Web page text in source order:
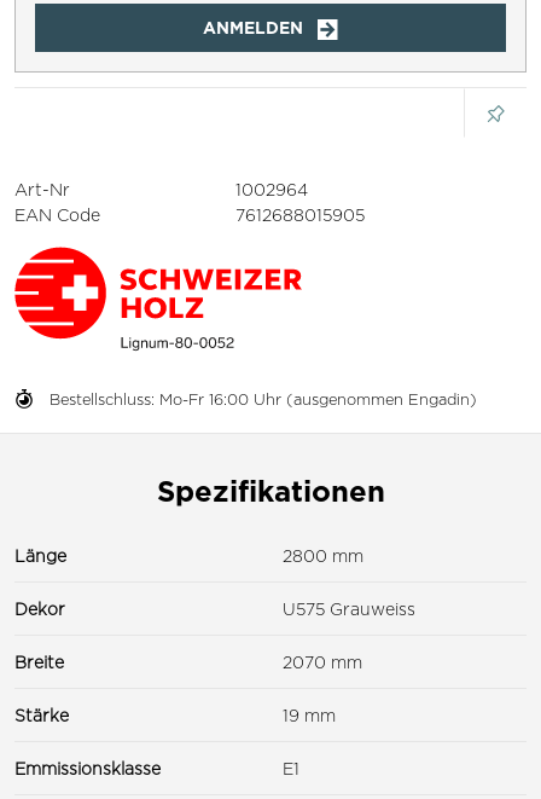
ANMELDEN
Bestellschluss: Mo-Fr 16:00 Uhr (ausgenommen Engadin)
Art-Nr
1002964
EAN Code
7612688015905
Spezifikationen
Länge 2800 mm
Dekor U575 Grauweiss
Breite 2070 mm
Stärke 19 mm
Emmissionsklasse E1